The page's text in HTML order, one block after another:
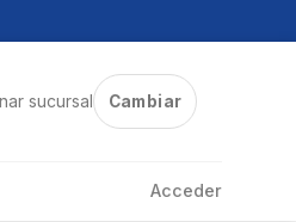
sucursal Cambiar
Acceder